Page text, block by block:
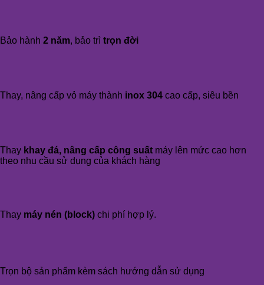
Bảo hành 2 năm, bảo trì trọn đời
Thay, nâng cấp vỏ máy thành inox 304 cao cấp, siêu bền
Thay khay đá, nâng cấp công suất máy lên mức cao hơn
theo nhu cầu sử dụng của khách hàng
Thay máy nén (block) chi phí hợp lý.
Trọn bộ sản phẩm kèm sách hướng dẫn sử dụng